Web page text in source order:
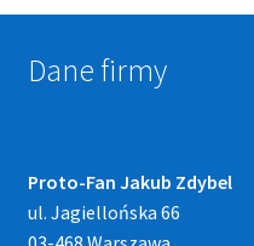
Dane firmy
Proto-Fan Jakub Zdybel
ul. Jagiellońska 66